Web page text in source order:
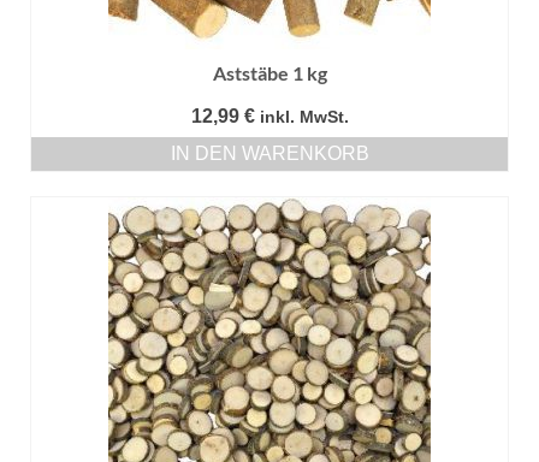
Aststäbe 1 kg
12,99 € inkl. MwSt.
IN DEN WARENKORB